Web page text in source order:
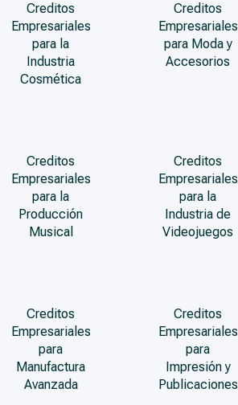
Creditos
Empresariales
para la
Industria
Cosmética
Creditos
Empresariales
para Moda y
Accesorios
Creditos
Empresariales
para la
Producción
Musical
Creditos
Empresariales
para la
Industria de
Videojuegos
Creditos
Empresariales
para
Manufactura
Avanzada
Creditos
Empresariales
para
Impresión y
Publicaciones